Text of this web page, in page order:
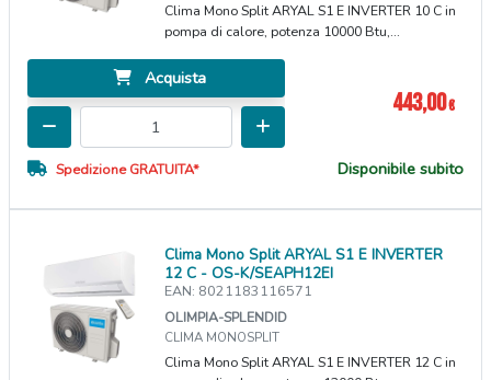
Clima Mono Split ARYAL S1 E INVERTER 10 C in
pompa di calore, potenza 10000 Btu,...
Acquista
443,00€
Spedizione GRATUITA* Disponibile subito
Clima Mono Split ARYAL S1 E INVERTER
12 C - OS-K/SEAPH12EI
EAN: 8021183116571
OLIMPIA-SPLENDID
CLIMA MONOSPLIT
Clima Mono Split ARYAL S1 E INVERTER 12 C in